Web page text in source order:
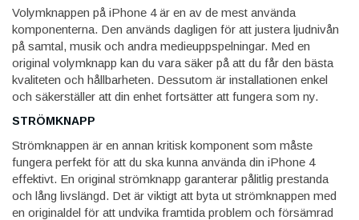
Volymknappen på iPhone 4 är en av de mest använda
komponenterna. Den används dagligen för att justera ljudnivån
på samtal, musik och andra medieuppspelningar. Med en
original volymknapp kan du vara säker på att du får den bästa
kvaliteten och hållbarheten. Dessutom är installationen enkel
och säkerställer att din enhet fortsätter att fungera som ny.
STRÖMKNAPP
Strömknappen är en annan kritisk komponent som måste
fungera perfekt för att du ska kunna använda din iPhone 4
effektivt. En original strömknapp garanterar pålitlig prestanda
och lång livslängd. Det är viktigt att byta ut strömknappen med
en originaldel för att undvika framtida problem och försämrad